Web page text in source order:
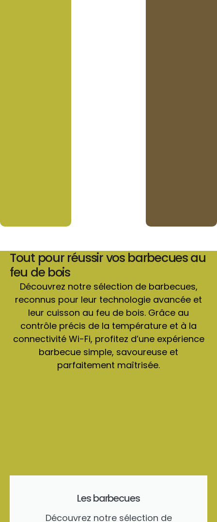
Tout pour réussir vos barbecues au
feu de bois
Découvrez notre sélection de barbecues,
reconnus pour leur technologie avancée et
leur cuisson au feu de bois. Grâce au
contrôle précis de la température et à la
connectivité Wi-Fi, profitez d’une expérience
barbecue simple, savoureuse et
parfaitement maîtrisée.
Les barbecues
Découvrez notre sélection de